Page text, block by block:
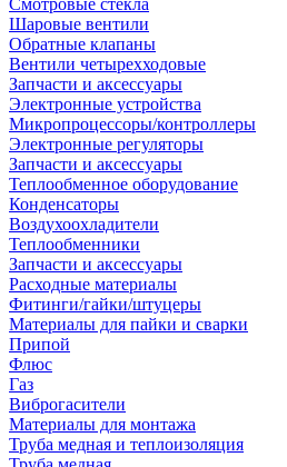
Смотровые стекла
Шаровые вентили
Обратные клапаны
Вентили четырехходовые
Запчасти и аксессуары
Электронные устройства
Микропроцессоры/контроллеры
Электронные регуляторы
Запчасти и аксессуары
Теплообменное оборудование
Конденсаторы
Воздухоохладители
Теплообменники
Запчасти и аксессуары
Расходные материалы
Фитинги/гайки/штуцеры
Материалы для пайки и сварки
Припой
Флюс
Газ
Виброгасители
Материалы для монтажа
Труба медная и теплоизоляция